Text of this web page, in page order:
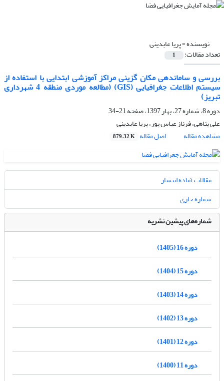
نویسنده =پریا عابدینی
تعداد مقالات: 1
بررسی و ساماندهی مکان گزینی مراکز آموزشی ابتدایی با استفاده از
سیستم اطلاعات جغرافیایی (GIS) (مطالعه موردی منطقه 4 شهرداری
تبریز)
دوره 8، شماره 27، بهار 1397، صفحه
21-34
علی پناهی، فرناز عباس پور، پریا عابدینی
مشاهده مقاله
اصل مقاله 879.32 K
مقالات آماده انتشار
شماره جاری
شماره‌های پیشین نشریه
دوره 16 (1405)
دوره 15 (1404)
دوره 14 (1403)
دوره 13 (1402)
دوره 12 (1401)
دوره 11 (1400)